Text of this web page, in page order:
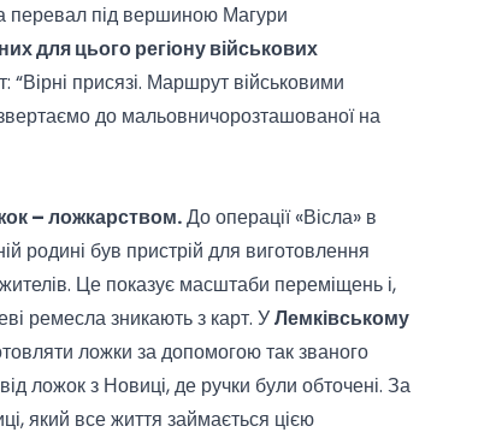
перевал під вершиною Магури
для цього регіону військових
“Вірні присязі. Маршрут військовими
до мальовничорозташованої на
– ложкарством.До операції «Вісла» в
родині був пристрій для виготовлення
Це показує масштаби переміщень і,
ремесла зникають з карт. УЛемківському
ложки за допомогою так званого
ложок з Новиці, де ручки були обточені. За
який все життя займається цією